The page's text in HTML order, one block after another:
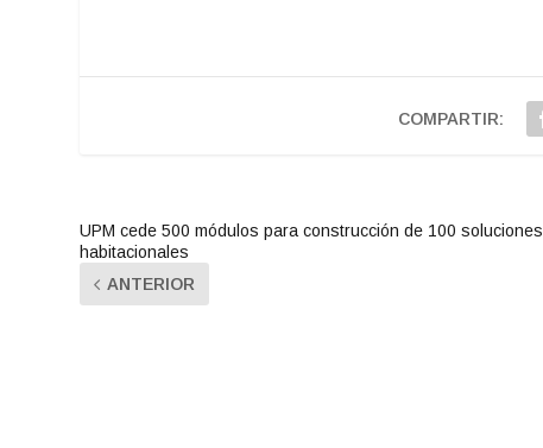
COMPARTIR:
UPM cede 500 módulos para construcción de 100 soluciones
habitacionales
ANTERIOR